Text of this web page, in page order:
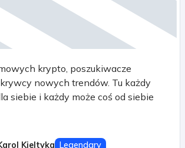
krypto, poszukiwacze
nowych trendów. Tu każdy
siebie i każdy może coś od siebie
Kieltyka Legendary